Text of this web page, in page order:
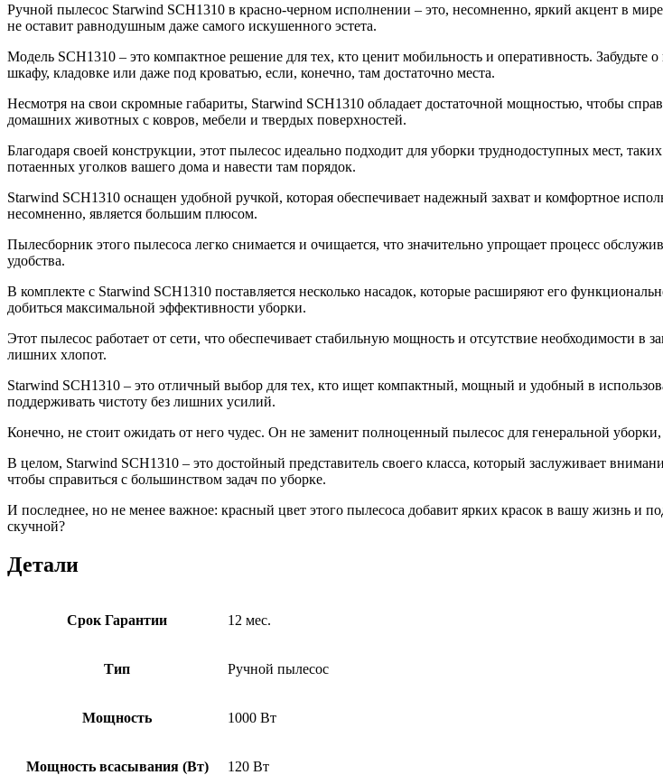
Ручной пылесос Starwind SCH1310 в красно-черном исполнении – это, несомненно, яркий акцент в
не оставит равнодушным даже самого искушенного эстета.
Модель SCH1310 – это компактное решение для тех, кто ценит мобильность и оперативность.
шкафу, кладовке или даже под кроватью, если, конечно, там достаточно места.
Несмотря на свои скромные габариты, Starwind SCH1310 обладает достаточной мощностью, чтобы
домашних животных с ковров, мебели и твердых поверхностей.
Благодаря своей конструкции, этот пылесос идеально подходит для уборки труднодоступных мест,
потаенных уголков вашего дома и навести там порядок.
Starwind SCH1310 оснащен удобной ручкой, которая обеспечивает надежный захват и комфортное
несомненно, является большим плюсом.
Пылесборник этого пылесоса легко снимается и очищается, что значительно упрощает процесс
удобства.
В комплекте с Starwind SCH1310 поставляется несколько насадок, которые расширяют его
добиться максимальной эффективности уборки.
Этот пылесос работает от сети, что обеспечивает стабильную мощность и отсутствие необходимости в
лишних хлопот.
Starwind SCH1310 – это отличный выбор для тех, кто ищет компактный, мощный и удобный в
поддерживать чистоту без лишних усилий.
Конечно, не стоит ожидать от него чудес. Он не заменит полноценный пылесос для генеральной
В целом, Starwind SCH1310 – это достойный представитель своего класса, который заслуживает
чтобы справиться с большинством задач по уборке.
И последнее, но не менее важное: красный цвет этого пылесоса добавит ярких красок в вашу жизнь и
скучной?
Детали
Срок Гарантии 12 мес.
Тип Ручной пылесос
Мощность 1000 Вт
Мощность всасывания (Вт) 120 Вт